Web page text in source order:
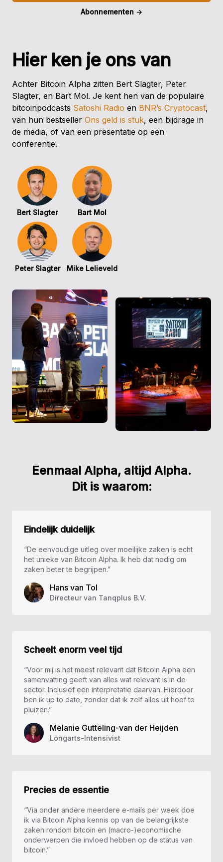
Abonnementen →
Hier ken je ons van
Achter Bitcoin Alpha zitten Bert Slagter, Peter
Slagter, en Bart Mol. Je kent hen van de populaire
bitcoinpodcasts Satoshi Radio en BNR’s Cryptocast,
van hun bestseller Ons geld is stuk, een bijdrage in
de media, of van een presentatie op een
conferentie.
Bert Slagter Bart Mol
Peter Slagter Mike Lelieveld
Eenmaal Alpha, altijd Alpha.
Dit is waarom:
Eindelijk duidelijk
“De eenvoudige uitleg over moeilijke zaken is echt
het unieke van Bitcoin Alpha. Ik heb dat nodig om
zaken beter te begrijpen.”
Hans van Tol
Directeur van Tanqplus B.V.
Scheelt enorm veel tijd
“Voor mij is het meest relevant dat Bitcoin Alpha een
samenvatting geeft van alles wat relevant is in de
sector. Inclusief een interpretatie daarvan. Hierdoor
ben ik up to date, zonder dat ik zelf alles uit hoef te
pluizen.”
Melanie Gutteling-van der Heijden
Longarts-Intensivist
Precies de essentie
“Via onder andere meerdere e-mails per week doe
ik via Bitcoin Alpha kennis op van de belangrijkste
zaken rondom bitcoin en (macro-)economische
onderwerpen die invloed hebben op de status van
bitcoin.”